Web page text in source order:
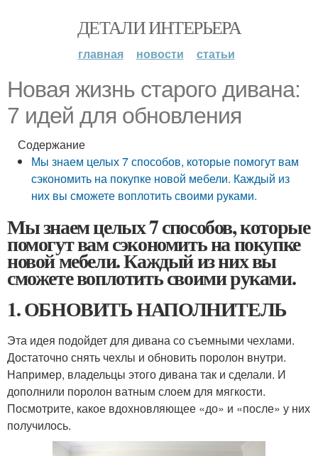
ДЕТАЛИ ИНТЕРЬЕРА
главная новости статьи
Новая жизнь старого дивана:
7 идей для обновления
Содержание
Мы знаем целых 7 способов, которые помогут вам
сэкономить на покупке новой мебели. Каждый из
них вы сможете воплотить своими руками.
Мы знаем целых 7 способов, которые
помогут вам сэкономить на покупке
новой мебели. Каждый из них вы
сможете воплотить своими руками.
1. ОБНОВИТЬ НАПОЛНИТЕЛЬ
Эта идея подойдет для дивана со съемными чехлами.
Достаточно снять чехлы и обновить поролон внутри.
Например, владельцы этого дивана так и сделали. И
дополнили поролон ватным слоем для мягкости.
Посмотрите, какое вдохновляющее «до» и «после» у них
получилось.